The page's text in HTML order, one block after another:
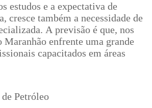
estudos e a expectativa de
cresce também a necessidade de
A previsão é que, nos
Maranhão enfrente uma grande
capacitados em áreas
Petróleo